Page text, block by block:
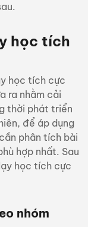
học tích
học tích cực
ra nhằm cải
thời phát triển
để áp dụng
phân tích bài
hợp nhất. Sau
học tích cực
nhóm